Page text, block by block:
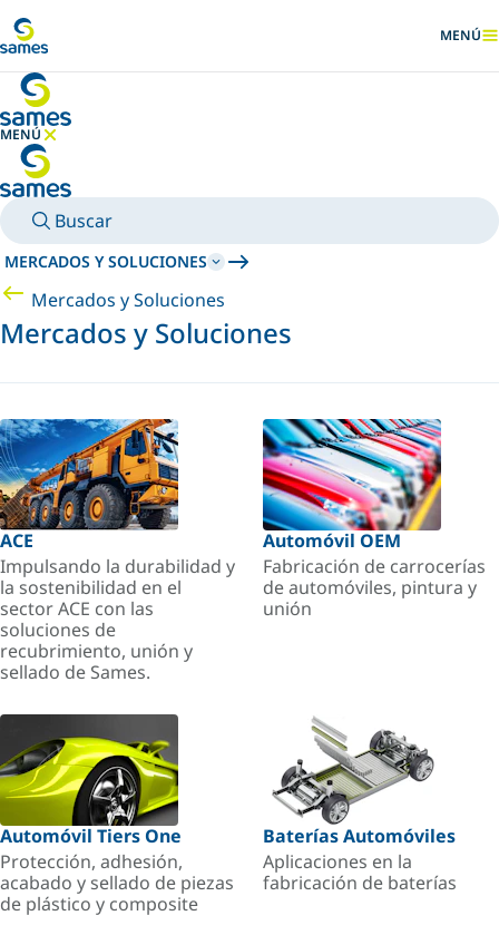
MENÚ
MENÚ
OCULTAR MENÚ
Buscar
MERCADOS Y SOLUCIONES
Mercados y Soluciones
Mercados y Soluciones
ACE
Impulsando la durabilidad y
la sostenibilidad en el
sector ACE con las
soluciones de
recubrimiento, unión y
sellado de Sames.
Automóvil OEM
Fabricación de carrocerías
de automóviles, pintura y
unión
Automóvil Tiers One
Protección, adhesión,
acabado y sellado de piezas
de plástico y composite
Baterías Automóviles
Aplicaciones en la
fabricación de baterías